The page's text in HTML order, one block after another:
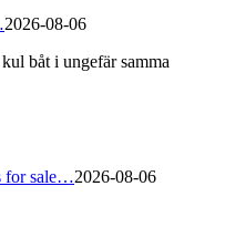
2026-08-06
båt i ungefär samma
for sale…2026-08-06